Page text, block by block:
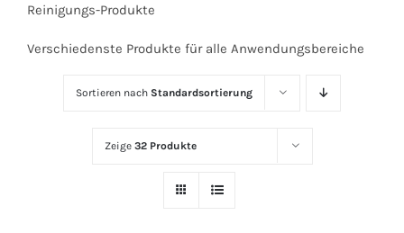
Reinigungs-Produkte
Verschiedenste Produkte für alle Anwendungsbereiche
Sortieren nach Standardsortierung
Zeige 32 Produkte